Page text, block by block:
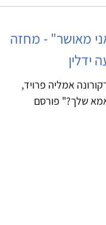
מאושר" - מחזה
ידלין
אמליה פרויד,
שלך?" פורסם